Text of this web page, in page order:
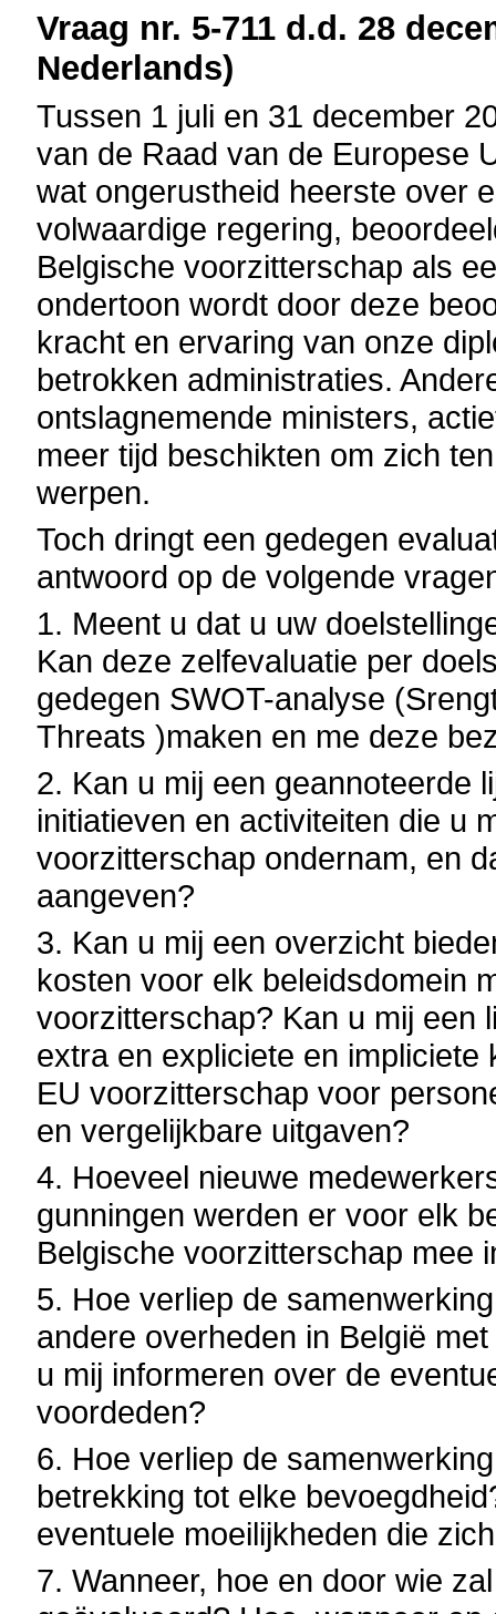
Vraag nr. 5-711 d.d. 28
Nederlands)
Tussen 1 juli en 31 december
van de Raad van de Europese
wat ongerustheid heerste over
volwaardige regering,
Belgische voorzitterschap als
ondertoon wordt door deze
kracht en ervaring van onze
betrokken administraties.
ontslagnemende ministers,
meer tijd beschikten om zich
werpen.
Toch dringt een gedegen
antwoord op de volgende
1. Meent u dat u uw
Kan deze zelfevaluatie per
gedegen SWOT-analyse
Threats )maken en me deze
2. Kan u mij een geannoteerde
initiatieven en activiteiten die u
voorzitterschap ondernam, en
aangeven?
3. Kan u mij een overzicht
kosten voor elk beleidsdomein
voorzitterschap? Kan u mij een
extra en expliciete en
EU voorzitterschap voor
en vergelijkbare uitgaven?
4. Hoeveel nieuwe
gunningen werden er voor elk
Belgische voorzitterschap mee
5. Hoe verliep de
andere overheden in België
u mij informeren over de
voordeden?
6. Hoe verliep de
betrekking tot elke
eventuele moeilijkheden die
7. Wanneer, hoe en door wie